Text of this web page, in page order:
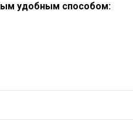
удобным способом: